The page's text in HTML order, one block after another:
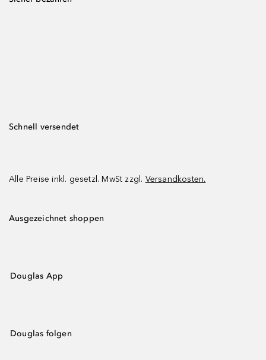
Schnell versendet
Alle Preise inkl. gesetzl. MwSt zzgl. Versandkosten.
Ausgezeichnet shoppen
Douglas App
Douglas folgen